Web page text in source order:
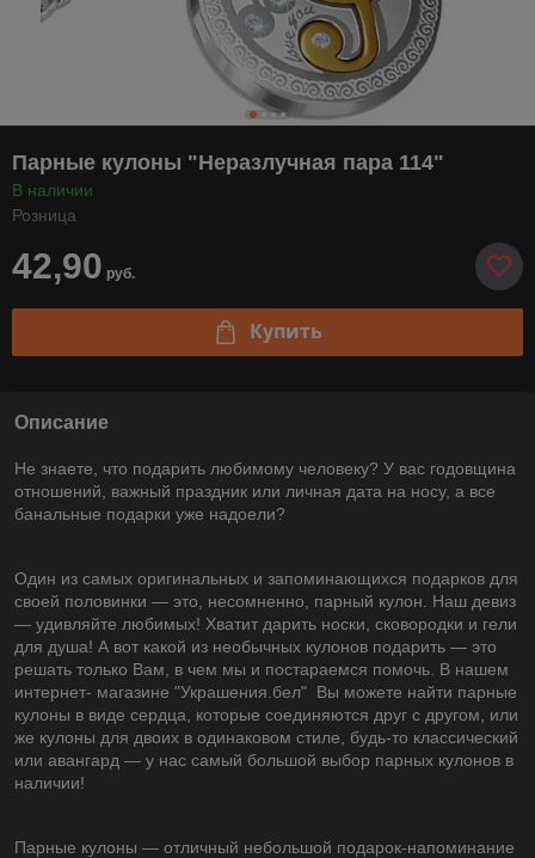
Парные кулоны "Неразлучная пара 114"
В наличии
Розница
42,90 руб.
Купить
Описание
Не знаете, что подарить любимому человеку? У вас годовщина
отношений, важный праздник или личная дата на носу, а все
банальные подарки уже надоели?
Один из самых оригинальных и запоминающихся подарков для
своей половинки ― это, несомненно, парный кулон. Наш девиз
― удивляйте любимых! Хватит дарить носки, сковородки и гели
для душа! А вот какой из необычных кулонов подарить ― это
решать только Вам, в чем мы и постараемся помочь. В нашем
интернет- магазине "Украшения.бел" Вы можете найти парные
кулоны в виде сердца, которые соединяются друг с другом, или
же кулоны для двоих в одинаковом стиле, будь-то классический
или авангард ― у нас самый большой выбор парных кулонов в
наличии!
Парные кулоны ― отличный небольшой подарок-напоминание